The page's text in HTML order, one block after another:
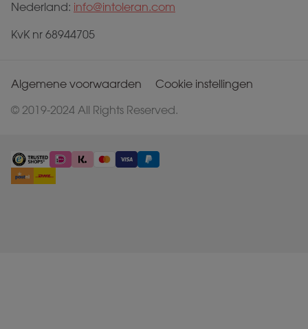
Nederland: info@intoleran.com
KvK nr 68944705
© 2019-2024 All Rights Reserved.
Algemene voorwaarden Cookie instellingen